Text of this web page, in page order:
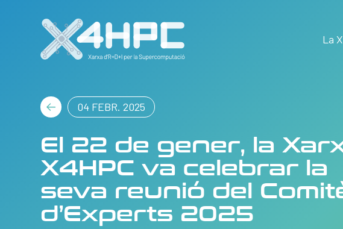
La
04 FEBR. 2025
El 22 de gener, la
X4HPC va celebrar la
seva reunió del
d’Experts 2025